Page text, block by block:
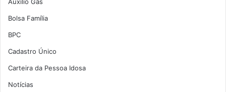
Bolsa Família
BPC
Cadastro Único
Carteira da Pessoa Idosa
Notícias